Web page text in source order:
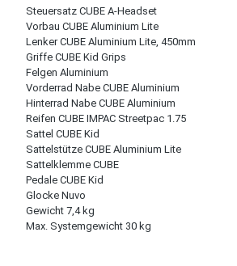
Steuersatz CUBE A-Headset
Vorbau CUBE Aluminium Lite
Lenker CUBE Aluminium Lite, 450mm
Griffe CUBE Kid Grips
Felgen Aluminium
Vorderrad Nabe CUBE Aluminium
Hinterrad Nabe CUBE Aluminium
Reifen CUBE IMPAC Streetpac 1.75
Sattel CUBE Kid
Sattelstütze CUBE Aluminium Lite
Sattelklemme CUBE
Pedale CUBE Kid
Glocke Nuvo
Gewicht 7,4 kg
Max. Systemgewicht 30 kg